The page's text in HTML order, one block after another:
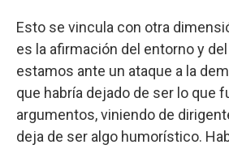
Esto se vincula con otra
es la afirmación del entorno y
estamos ante un ataque a la
que habría dejado de ser lo que
argumentos, viniendo de
deja de ser algo humorístico.